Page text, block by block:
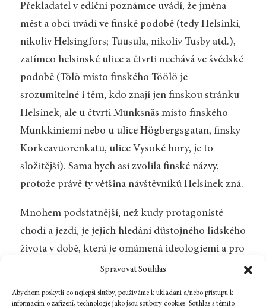
Spravovat Souhlas
Abychom poskytli co nejlepší služby, používáme k ukládání a/nebo přístupu k
informacím o zařízení, technologie jako jsou soubory cookies. Souhlas s těmito
Překladatel v ediční poznámce uvádí, že jména
měst a obcí uvádí ve finské podobě (tedy Helsinki,
nikoliv Helsingfors; Tuusula, nikoliv Tusby atd.),
zatímco helsinské ulice a čtvrti nechává ve švédské
podobě (Tölö místo finského Töölö je
srozumitelné i těm, kdo znají jen finskou stránku
Helsinek, ale u čtvrti Munksnäs místo finského
Munkkiniemi nebo u ulice Högbergsgatan, finsky
Korkeavuorenkatu, ulice Vysoké hory, je to
složitější). Sama bych asi zvolila finské názvy,
protože právě ty většina návštěvníků Helsinek zná.
Mnohem podstatnější, než kudy protagonisté
chodí a jezdí, je jejich hledání důstojného lidského
života v době, která je omámená ideologiemi a pro
kterou jsou miliony tzv. obyčejných lidí jen
snaha žít důstojně nebyla a nikdy nebude jen